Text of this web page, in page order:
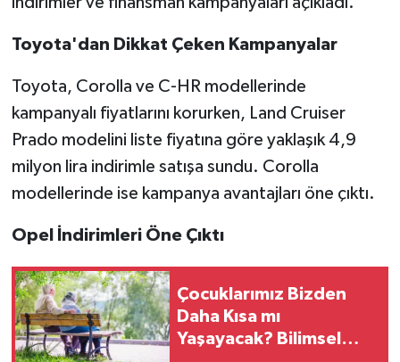
Toyota'dan Dikkat Çeken Kampanyalar
Toyota, Corolla ve C-HR modellerinde
kampanyalı fiyatlarını korurken, Land Cruiser
Prado modelini liste fiyatına göre yaklaşık 4,9
milyon lira indirimle satışa sundu. Corolla
modellerinde ise kampanya avantajları öne çıktı.
Opel İndirimleri Öne Çıktı
Çocuklarımız Bizden
Daha Kısa mı
Yaşayacak? Bilimsel